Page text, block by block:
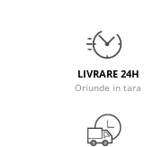
PerfectShaker
Power System
LIVRARE 24H
Oriunde in tara